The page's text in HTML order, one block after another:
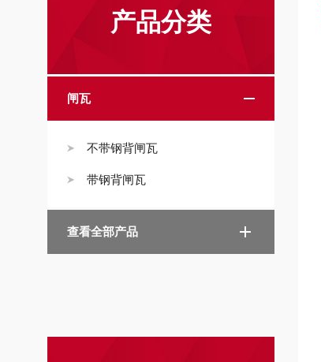
产品分类
闸瓦
不带钢背闸瓦
带钢背闸瓦
查看全部产品